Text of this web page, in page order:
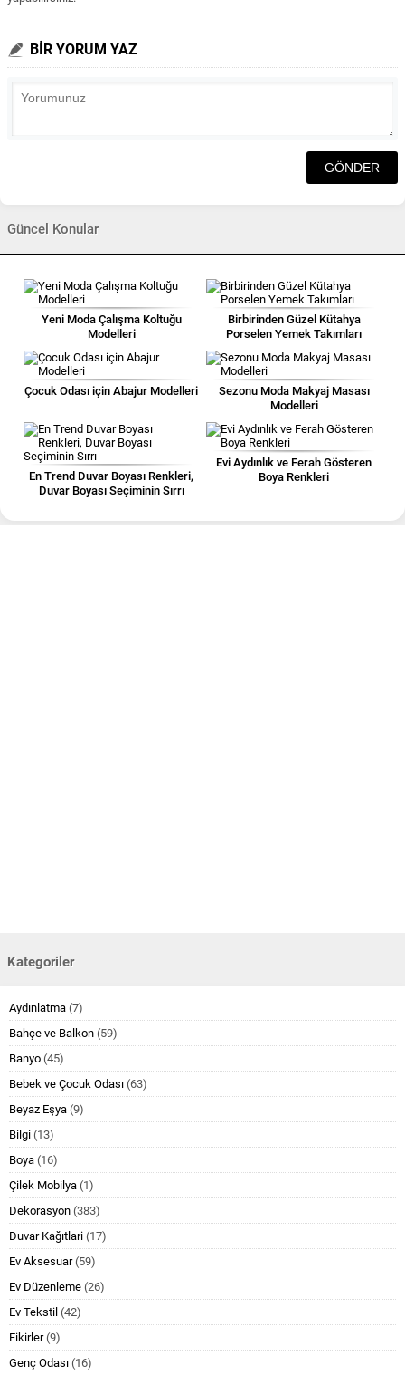
BİR YORUM YAZ
Güncel Konular
Yeni Moda Çalışma Koltuğu
Modelleri
Birbirinden Güzel Kütahya
Porselen Yemek Takımları
Çocuk Odası için Abajur Modelleri
Sezonu Moda Makyaj Masası
Modelleri
En Trend Duvar Boyası Renkleri,
Duvar Boyası Seçiminin Sırrı
Evi Aydınlık ve Ferah Gösteren
Boya Renkleri
Kategoriler
Aydınlatma (7)
Bahçe ve Balkon (59)
Banyo (45)
Bebek ve Çocuk Odası (63)
Beyaz Eşya (9)
Bilgi (13)
Boya (16)
Çilek Mobilya (1)
Dekorasyon (383)
Duvar Kağıtlari (17)
Ev Aksesuar(59)
Ev Düzenleme (26)
Ev Tekstil (42)
Fikirler(9)
Genç Odası (16)